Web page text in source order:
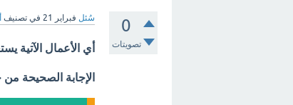
0
تصويتات
سُئل فبراير 21 في تصنيف
أي الأعمال الآتية
الإجابة الصحيحة